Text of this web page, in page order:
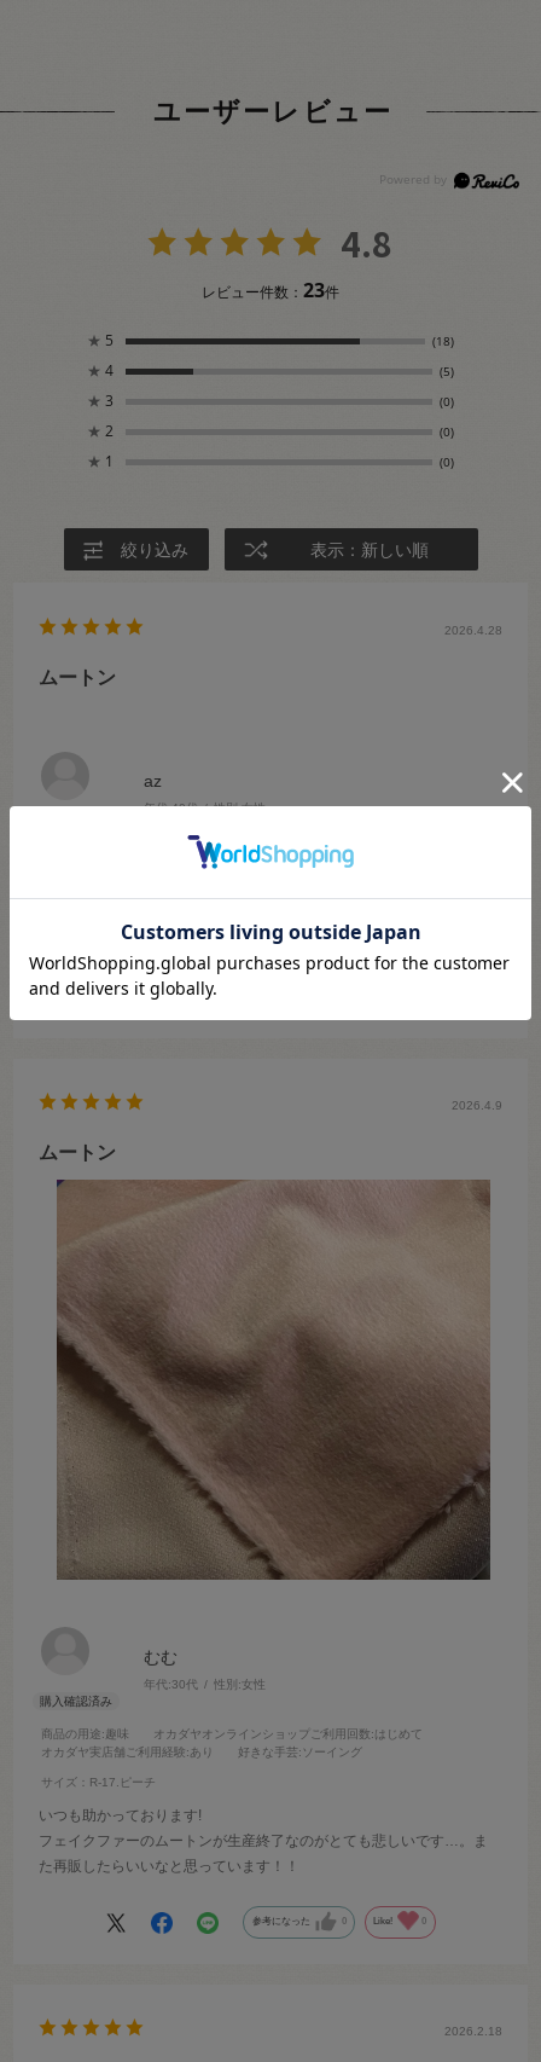
ユーザーレビュー
4.8
レビュー件数： 23件
★ 5 (18)
★ 4 (5)
★ 3 (0)
★ 2 (0)
★ 1 (0)
絞り込み 表示：新しい順
az
年代:40代 性別:女性
オカダヤオンラインショップご利用回数
2026.4.28
ムートン
ヘタレも少なくとても使いやすいです。廃盤とっても残念😢です。
むむ
年代:30代 性別:女性
商品の用途:趣味 オカダヤオンラインショップご利用回数:はじめて
オカダヤ実店舗ご利用経験:あり 好きな手芸:ソーイング
サイズ：R-17.ピーチ
2026.4.9
ムートン
いつも助かっております!
フェイクファーのムートンが生産終了なのがとても悲しいです…。ま
た再販したらいいなと思っています！！
参考になった 0 Like! 0
2026.2.18